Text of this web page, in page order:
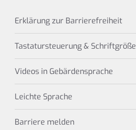
Erklärung zur Barrierefreiheit
Tastatursteuerung & Schriftgröße
Videos in Gebärdensprache
Leichte Sprache
Barriere melden